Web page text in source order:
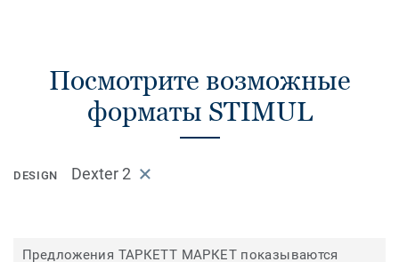
Посмотрите возможные
форматы STIMUL
DESIGN Dexter 2
Предложения ТАРКЕТТ МАРКЕТ показываются